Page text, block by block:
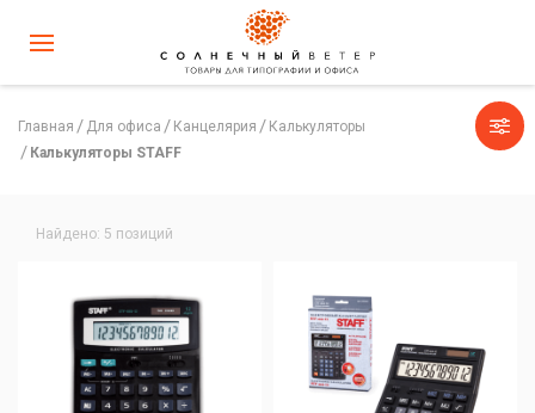
Главная Для офиса Канцелярия
Калькуляторы
Калькуляторы STAFF
Найдено: 5 позиций